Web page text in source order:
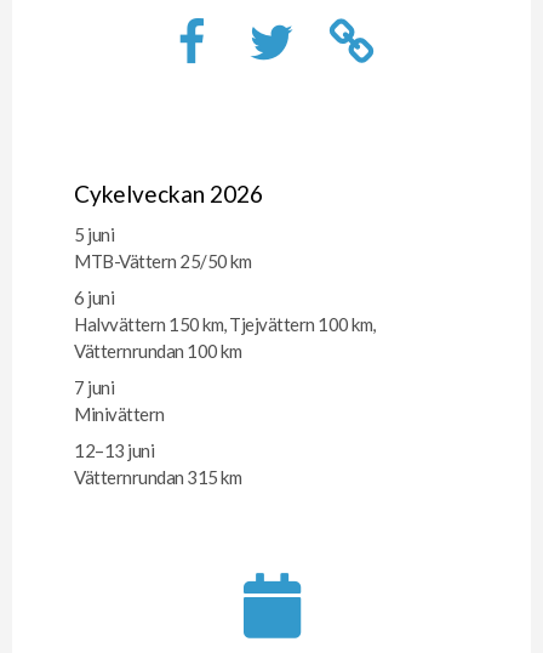
Cykelveckan 2026
5 juni
MTB-Vättern 25/50 km
6 juni
Halvvättern 150 km, Tjejvättern 100 km,
Vätternrundan 100 km
7 juni
Minivättern
12–13 juni
Vätternrundan 315 km